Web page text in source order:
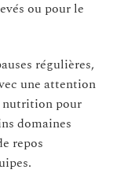
ou pour le
régulières,
une attention
nutrition pour
domaines
repos